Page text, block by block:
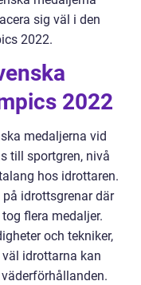
sig väl i den
2022.
2022
medaljerna vid
till sportgren, nivå
hos idrottaren.
idrottsgrenar där
flera medaljer.
och tekniker,
idrottarna kan